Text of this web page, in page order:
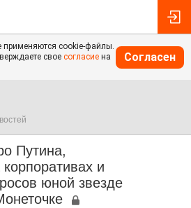
применяются cookie-файлы.
свое согласие на
Согласен
Путина,
и
юной звезде